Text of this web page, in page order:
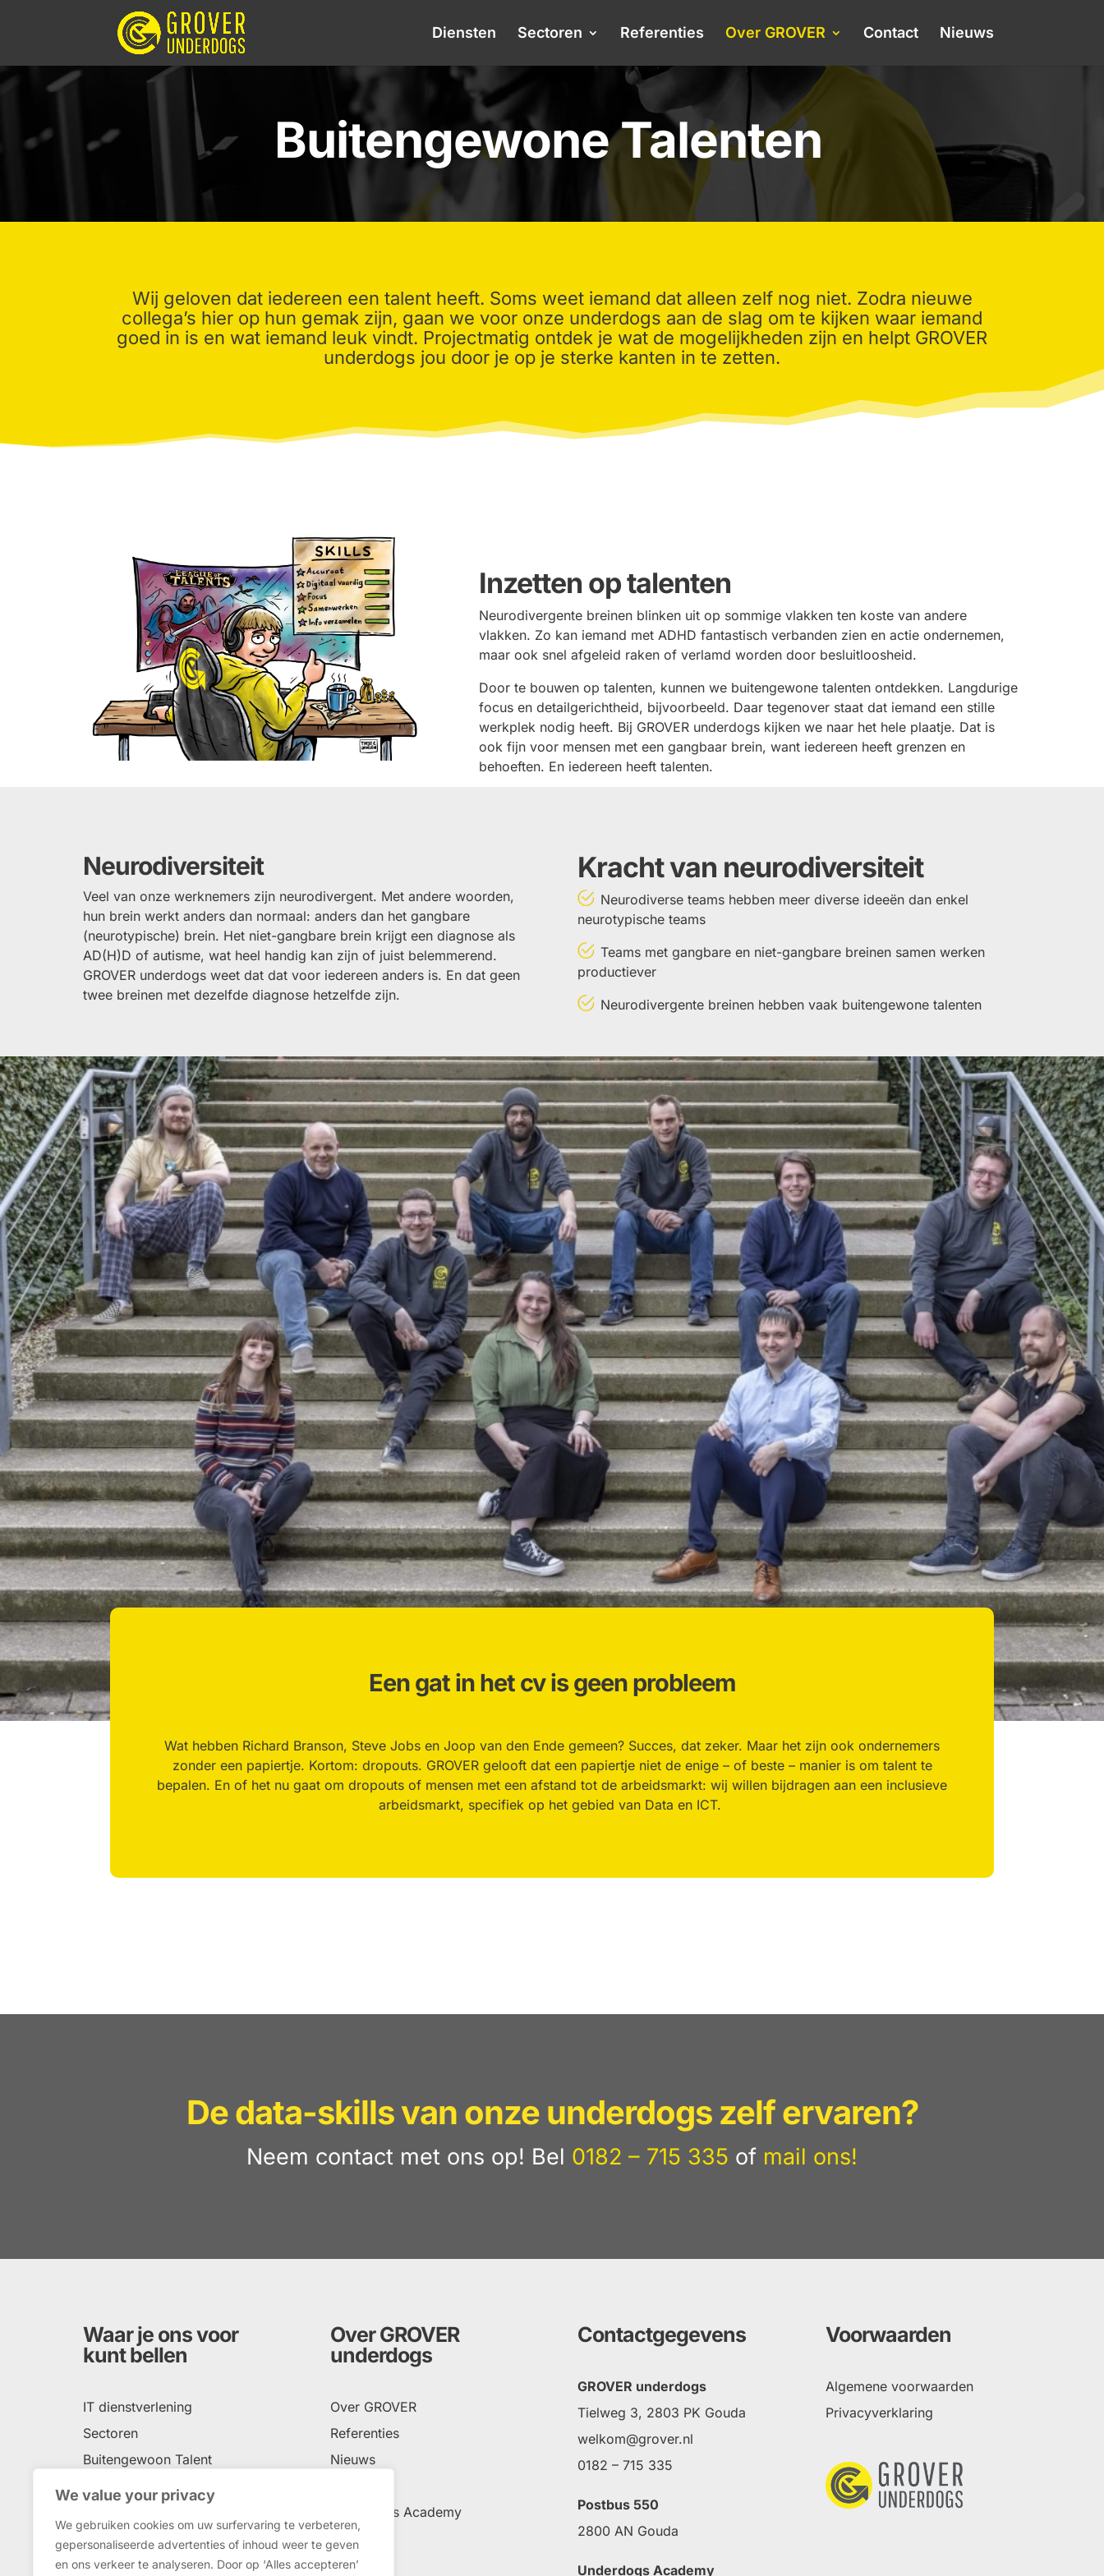
We value your privacy
We gebruiken cookies om uw surfervaring te verbeteren,
gepersonaliseerde advertenties of inhoud weer te geven
en ons verkeer te analyseren. Door op ‘Alles accepteren’
Diensten Sectoren Referenties Over GROVER Contact Nieuws
Buitengewone Talenten
Wij geloven dat iedereen een talent heeft. Soms weet iemand dat alleen zelf nog niet. Zodra nieuwe
collega’s hier op hun gemak zijn, gaan we voor onze underdogs aan de slag om te kijken waar iemand
goed in is en wat iemand leuk vindt. Projectmatig ontdek je wat de mogelijkheden zijn en helpt GROVER
underdogs jou door je op je sterke kanten in te zetten.
Inzetten op talenten
Neurodivergente breinen blinken uit op sommige vlakken ten koste van andere
vlakken. Zo kan iemand met ADHD fantastisch verbanden zien en actie ondernemen,
maar ook snel afgeleid raken of verlamd worden door besluitloosheid.
Door te bouwen op talenten, kunnen we buitengewone talenten ontdekken. Langdurige
focus en detailgerichtheid, bijvoorbeeld. Daar tegenover staat dat iemand een stille
werkplek nodig heeft. Bij GROVER underdogs kijken we naar het hele plaatje. Dat is
ook fijn voor mensen met een gangbaar brein, want iedereen heeft grenzen en
behoeften. En iedereen heeft talenten.
Neurodiversiteit
Veel van onze werknemers zijn neurodivergent. Met andere woorden,
hun brein werkt anders dan normaal: anders dan het gangbare
(neurotypische) brein. Het niet-gangbare brein krijgt een diagnose als
AD(H)D of autisme, wat heel handig kan zijn of juist belemmerend.
GROVER underdogs weet dat dat voor iedereen anders is. En dat geen
twee breinen met dezelfde diagnose hetzelfde zijn.
Kracht van neurodiversiteit
Neurodiverse teams hebben meer diverse ideeën dan enkel
neurotypische teams
Teams met gangbare en niet-gangbare breinen samen werken
productiever
Neurodivergente breinen hebben vaak buitengewone talenten
Een gat in het cv is geen probleem
Wat hebben Richard Branson, Steve Jobs en Joop van den Ende gemeen? Succes, dat zeker. Maar het zijn ook ondernemers
zonder een papiertje. Kortom: dropouts. GROVER gelooft dat een papiertje niet de enige – of beste – manier is om talent te
bepalen. En of het nu gaat om dropouts of mensen met een afstand tot de arbeidsmarkt: wij willen bijdragen aan een inclusieve
arbeidsmarkt, specifiek op het gebied van Data en ICT.
De data-skills van onze underdogs zelf ervaren?
Neem contact met ons op! Bel 0182 – 715 335 of mail ons!
Waar je ons voor
kunt bellen
IT dienstverlening
Sectoren
Buitengewoon Talent
Social Return
Over GROVER
underdogs
Over GROVER
Referenties
Nieuws
Underdogs Academy
Contactgegevens
GROVER underdogs
Tielweg 3, 2803 PK Gouda
welkom@grover.nl
0182 – 715 335
Postbus 550
2800 AN Gouda
Underdogs Academy
Voorwaarden
Algemene voorwaarden
Privacyverklaring